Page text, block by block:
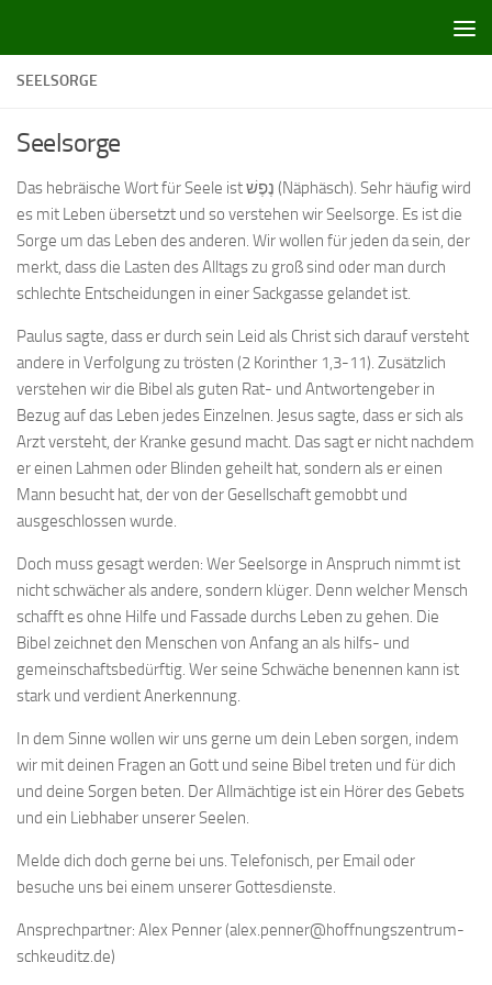
SEELSORGE
Seelsorge
Das hebräische Wort für Seele ist נֶפֶשׁ (Näphäsch). Sehr häufig wird
es mit Leben übersetzt und so verstehen wir Seelsorge. Es ist die
Sorge um das Leben des anderen. Wir wollen für jeden da sein, der
merkt, dass die Lasten des Alltags zu groß sind oder man durch
schlechte Entscheidungen in einer Sackgasse gelandet ist.
Paulus sagte, dass er durch sein Leid als Christ sich darauf versteht
andere in Verfolgung zu trösten (2 Korinther 1,3-11). Zusätzlich
verstehen wir die Bibel als guten Rat- und Antwortengeber in
Bezug auf das Leben jedes Einzelnen. Jesus sagte, dass er sich als
Arzt versteht, der Kranke gesund macht. Das sagt er nicht nachdem
er einen Lahmen oder Blinden geheilt hat, sondern als er einen
Mann besucht hat, der von der Gesellschaft gemobbt und
ausgeschlossen wurde.
Doch muss gesagt werden: Wer Seelsorge in Anspruch nimmt ist
nicht schwächer als andere, sondern klüger. Denn welcher Mensch
schafft es ohne Hilfe und Fassade durchs Leben zu gehen. Die
Bibel zeichnet den Menschen von Anfang an als hilfs- und
gemeinschaftsbedürftig. Wer seine Schwäche benennen kann ist
stark und verdient Anerkennung.
In dem Sinne wollen wir uns gerne um dein Leben sorgen, indem
wir mit deinen Fragen an Gott und seine Bibel treten und für dich
und deine Sorgen beten. Der Allmächtige ist ein Hörer des Gebets
und ein Liebhaber unserer Seelen.
Melde dich doch gerne bei uns. Telefonisch, per Email oder
besuche uns bei einem unserer Gottesdienste.
Ansprechpartner: Alex Penner (alex.penner@hoffnungszentrum-
schkeuditz.de)